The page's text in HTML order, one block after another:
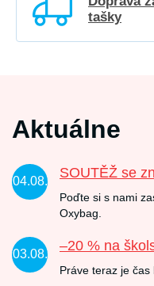
tašky
Aktuálne
04.08.
SOUTĚŽ se
Poďte si s nami
Oxybag.
03.08.
–20 % na
Práve teraz je